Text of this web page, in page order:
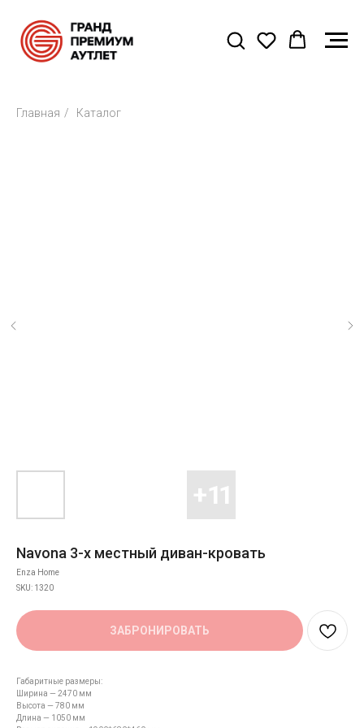
Главная / Каталог
Navona 3-х местный диван-кровать
Enza Home
SKU: 1320
ЗАБРОНИРОВАТЬ
Габаритные размеры:
Ширина — 2470 мм
Высота — 780 мм
Длина — 1050 мм